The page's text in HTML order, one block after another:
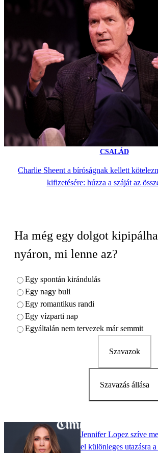
CSALÁD
Charlie Sheent a bíróságnak kellett
kifizetésére: húzza a száját az
Ha még egy dolgot
nyáron, mi lenne az?
Egy spontán kirándulás
Egy nagy buli
Egy romantikus randi
Egy vízparti nap
Egyáltalán nem tervezek már semmit
Szavazok
Szavazás állása
Jennifer Lopez szíve
el különleges utazásra